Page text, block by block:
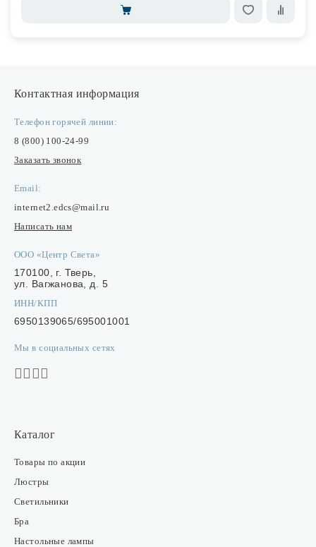
Контактная информация
Телефон горячей линии:
8 (800) 100-24-99
Заказать звонок
Email:
internet2.edcs@mail.ru
Написать нам
ООО «Центр Света»
170100, г. Тверь,
ул. Вагжанова, д. 5
ИНН/КПП
6950139065/695001001
Мы в социальных сетях
Каталог
Товары по акции
Люстры
Светильники
Бра
Настольные лампы